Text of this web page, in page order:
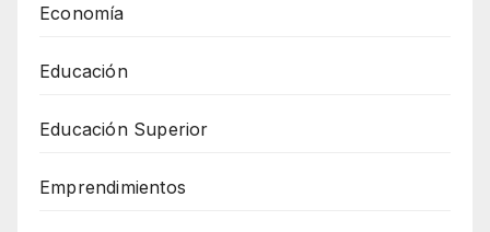
Economía
Educación
Educación Superior
Emprendimientos